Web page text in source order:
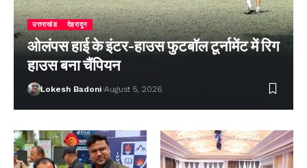
उत्तराखंड देहरादून
ओलंपस हाई के इंटर-हाउस फुटबॉल टूर्नामेंट में रिग
हाउस बना चैंपियन
Lokesh Badoni August 5, 2026